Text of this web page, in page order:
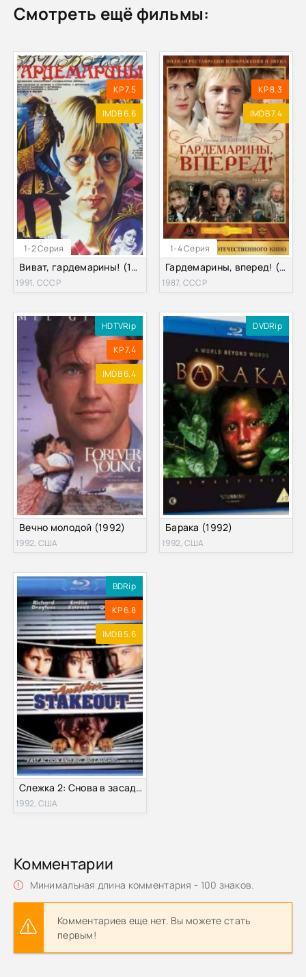
Смотреть ещё фильмы:
1-2 Серия
KP 7.5
IMDB 6.6
Виват, гардемарины! (1991)
1991, СССР
1-4 Серия
KP 8.3
IMDB 7.4
Гардемарины, вперед! (1987)
1987, СССР
HDTVRip
KP 7.4
IMDB 6.4
Вечно молодой (1992)
1992, США
DVDRip
Барака (1992)
1992, США
BDRip
KP 6.8
IMDB 5.6
Слежка 2: Снова в засаде (1992)
1992, США
Комментарии
Минимальная длина комментария - 100 знаков.
Комментариев еще нет. Вы можете стать
первым!